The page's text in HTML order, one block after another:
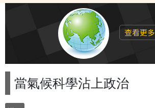
查看更多
當氣候科學沾上政治